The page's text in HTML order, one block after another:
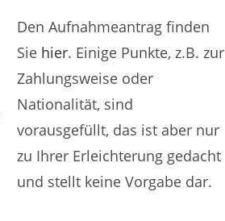
Den Aufnahmeantrag finden
Sie hier. Einige Punkte, z.B. zur
Zahlungsweise oder
Nationalität, sind
vorausgefüllt, das ist aber nur
zu Ihrer Erleichterung gedacht
und stellt keine Vorgabe dar.